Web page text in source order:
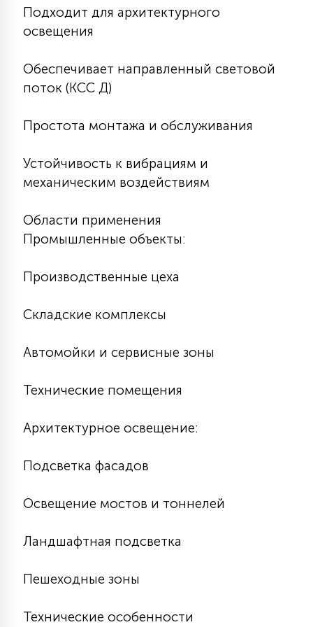
Подходит для архитектурного
освещения
Обеспечивает направленный световой
поток (КСС Д)
Простота монтажа и обслуживания
Устойчивость к вибрациям и
механическим воздействиям
Области применения
Промышленные объекты:
Производственные цеха
Складские комплексы
Автомойки и сервисные зоны
Технические помещения
Архитектурное освещение:
Подсветка фасадов
Освещение мостов и тоннелей
Ландшафтная подсветка
Пешеходные зоны
Технические особенности